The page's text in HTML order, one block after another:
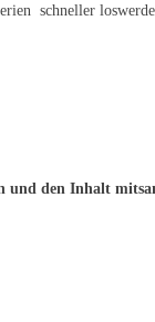
schneller
und den Inhalt